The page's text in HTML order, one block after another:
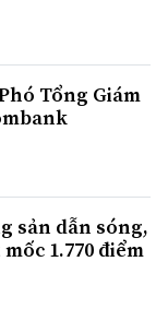
Tổng Giám
sản dẫn sóng,
1.770 điểm